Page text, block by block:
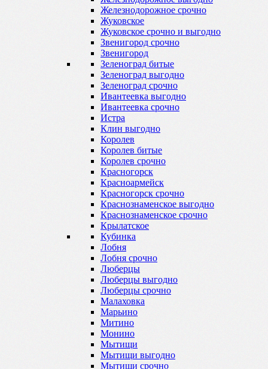
Железнодорожное срочно
Жуковское
Жуковское срочно и выгодно
Звенигород срочно
Звенигород
Зеленоград битые
Зеленоград выгодно
Зеленоград срочно
Ивантеевка выгодно
Ивантеевка срочно
Истра
Клин выгодно
Королев
Королев битые
Королев срочно
Красногорск
Красноармейск
Красногорск срочно
Краснознаменское выгодно
Краснознаменское срочно
Крылатское
Кубинка
Лобня
Лобня срочно
Люберцы
Люберцы выгодно
Люберцы срочно
Малаховка
Марьино
Митино
Монино
Мытищи
Мытищи выгодно
Мытищи срочно